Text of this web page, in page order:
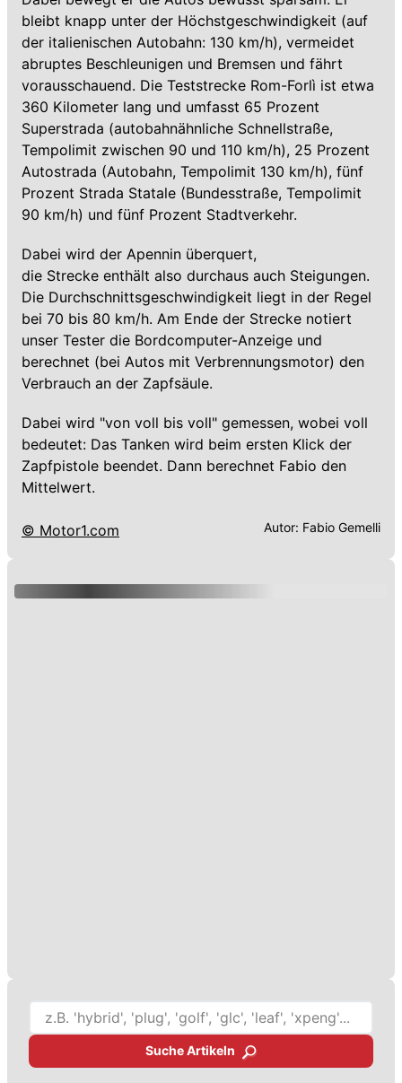
Suche Artikeln
bleibt knapp unter der Höchstgeschwindigkeit (auf
der italienischen Autobahn: 130 km/h), vermeidet
abruptes Beschleunigen und Bremsen und fährt
vorausschauend. Die Teststrecke Rom-Forlì ist etwa
360 Kilometer lang und umfasst 65 Prozent
Superstrada (autobahnähnliche Schnellstraße,
Tempolimit zwischen 90 und 110 km/h), 25 Prozent
Autostrada (Autobahn, Tempolimit 130 km/h), fünf
Prozent Strada Statale (Bundesstraße, Tempolimit
90 km/h) und fünf Prozent Stadtverkehr.
Dabei wird der Apennin überquert,
die Strecke enthält also durchaus auch Steigungen.
Die Durchschnittsgeschwindigkeit liegt in der Regel
bei 70 bis 80 km/h. Am Ende der Strecke notiert
unser Tester die Bordcomputer-Anzeige und
berechnet (bei Autos mit Verbrennungsmotor) den
Verbrauch an der Zapfsäule.
Dabei wird "von voll bis voll" gemessen, wobei voll
bedeutet: Das Tanken wird beim ersten Klick der
Zapfpistole beendet. Dann berechnet Fabio den
Mittelwert.
© Motor1.com Autor: Fabio Gemelli